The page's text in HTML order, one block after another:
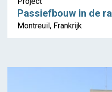
Passiefbouw in de
Montreuil, Frankrijk